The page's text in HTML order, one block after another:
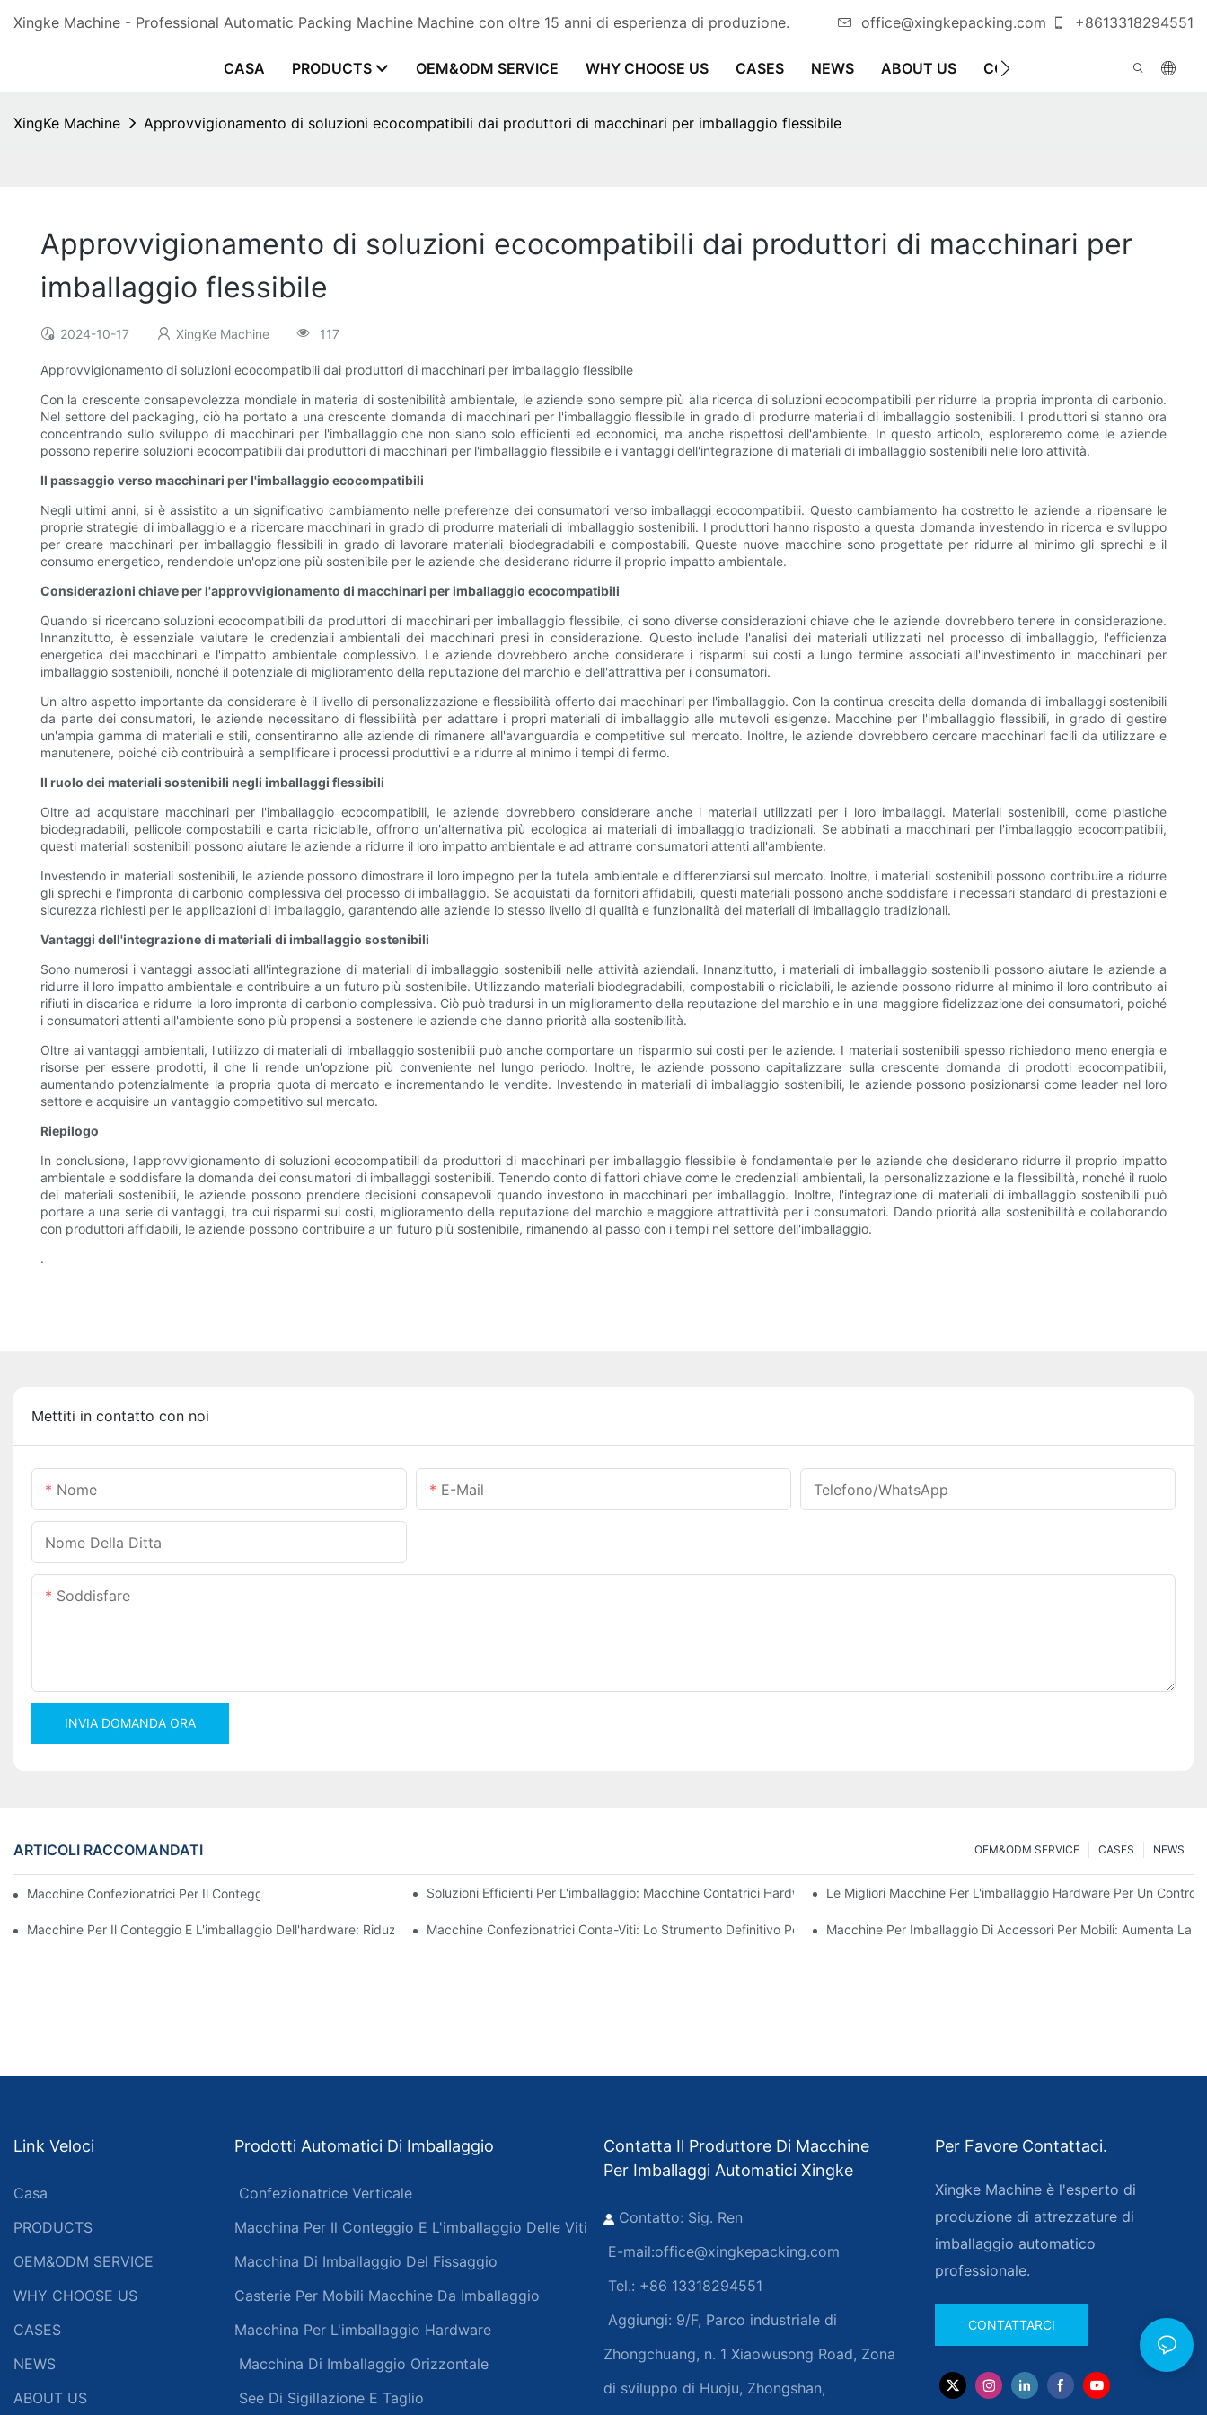
Xingke Machine - Professional Automatic Packing Machine Machine con oltre 15 anni di esperienza di produzione. office@xingkepacking.com +8613318294551
CASA PRODUCTS OEM&ODM SERVICE WHY CHOOSE US CASES NEWS ABOUT US CONTATTARCI MACCHINA
XingKe Machine Approvvigionamento di soluzioni ecocompatibili dai produttori di macchinari per imballaggio flessibile
Approvvigionamento di soluzioni ecocompatibili dai produttori di macchinari per
imballaggio flessibile
2024-10-17 XingKe Machine 117
Approvvigionamento di soluzioni ecocompatibili dai produttori di macchinari per imballaggio flessibile
Con la crescente consapevolezza mondiale in materia di sostenibilità ambientale, le aziende sono sempre più alla ricerca di soluzioni ecocompatibili per ridurre la propria impronta di carbonio.
Nel settore del packaging, ciò ha portato a una crescente domanda di macchinari per l'imballaggio flessibile in grado di produrre materiali di imballaggio sostenibili. I produttori si stanno ora
concentrando sullo sviluppo di macchinari per l'imballaggio che non siano solo efficienti ed economici, ma anche rispettosi dell'ambiente. In questo articolo, esploreremo come le aziende
possono reperire soluzioni ecocompatibili dai produttori di macchinari per l'imballaggio flessibile e i vantaggi dell'integrazione di materiali di imballaggio sostenibili nelle loro attività.
Il passaggio verso macchinari per l'imballaggio ecocompatibili
Negli ultimi anni, si è assistito a un significativo cambiamento nelle preferenze dei consumatori verso imballaggi ecocompatibili. Questo cambiamento ha costretto le aziende a ripensare le
proprie strategie di imballaggio e a ricercare macchinari in grado di produrre materiali di imballaggio sostenibili. I produttori hanno risposto a questa domanda investendo in ricerca e sviluppo
per creare macchinari per imballaggio flessibili in grado di lavorare materiali biodegradabili e compostabili. Queste nuove macchine sono progettate per ridurre al minimo gli sprechi e il
consumo energetico, rendendole un'opzione più sostenibile per le aziende che desiderano ridurre il proprio impatto ambientale.
Considerazioni chiave per l'approvvigionamento di macchinari per imballaggio ecocompatibili
Quando si ricercano soluzioni ecocompatibili da produttori di macchinari per imballaggio flessibile, ci sono diverse considerazioni chiave che le aziende dovrebbero tenere in considerazione.
Innanzitutto, è essenziale valutare le credenziali ambientali dei macchinari presi in considerazione. Questo include l'analisi dei materiali utilizzati nel processo di imballaggio, l'efficienza
energetica dei macchinari e l'impatto ambientale complessivo. Le aziende dovrebbero anche considerare i risparmi sui costi a lungo termine associati all'investimento in macchinari per
imballaggio sostenibili, nonché il potenziale di miglioramento della reputazione del marchio e dell'attrattiva per i consumatori.
Un altro aspetto importante da considerare è il livello di personalizzazione e flessibilità offerto dai macchinari per l'imballaggio. Con la continua crescita della domanda di imballaggi sostenibili
da parte dei consumatori, le aziende necessitano di flessibilità per adattare i propri materiali di imballaggio alle mutevoli esigenze. Macchine per l'imballaggio flessibili, in grado di gestire
un'ampia gamma di materiali e stili, consentiranno alle aziende di rimanere all'avanguardia e competitive sul mercato. Inoltre, le aziende dovrebbero cercare macchinari facili da utilizzare e
manutenere, poiché ciò contribuirà a semplificare i processi produttivi e a ridurre al minimo i tempi di fermo.
Il ruolo dei materiali sostenibili negli imballaggi flessibili
Oltre ad acquistare macchinari per l'imballaggio ecocompatibili, le aziende dovrebbero considerare anche i materiali utilizzati per i loro imballaggi. Materiali sostenibili, come plastiche
biodegradabili, pellicole compostabili e carta riciclabile, offrono un'alternativa più ecologica ai materiali di imballaggio tradizionali. Se abbinati a macchinari per l'imballaggio ecocompatibili,
questi materiali sostenibili possono aiutare le aziende a ridurre il loro impatto ambientale e ad attrarre consumatori attenti all'ambiente.
Investendo in materiali sostenibili, le aziende possono dimostrare il loro impegno per la tutela ambientale e differenziarsi sul mercato. Inoltre, i materiali sostenibili possono contribuire a ridurre
gli sprechi e l'impronta di carbonio complessiva del processo di imballaggio. Se acquistati da fornitori affidabili, questi materiali possono anche soddisfare i necessari standard di prestazioni e
sicurezza richiesti per le applicazioni di imballaggio, garantendo alle aziende lo stesso livello di qualità e funzionalità dei materiali di imballaggio tradizionali.
Vantaggi dell'integrazione di materiali di imballaggio sostenibili
Sono numerosi i vantaggi associati all'integrazione di materiali di imballaggio sostenibili nelle attività aziendali. Innanzitutto, i materiali di imballaggio sostenibili possono aiutare le aziende a
ridurre il loro impatto ambientale e contribuire a un futuro più sostenibile. Utilizzando materiali biodegradabili, compostabili o riciclabili, le aziende possono ridurre al minimo il loro contributo ai
rifiuti in discarica e ridurre la loro impronta di carbonio complessiva. Ciò può tradursi in un miglioramento della reputazione del marchio e in una maggiore fidelizzazione dei consumatori, poiché
i consumatori attenti all'ambiente sono più propensi a sostenere le aziende che danno priorità alla sostenibilità.
Oltre ai vantaggi ambientali, l'utilizzo di materiali di imballaggio sostenibili può anche comportare un risparmio sui costi per le aziende. I materiali sostenibili spesso richiedono meno energia e
risorse per essere prodotti, il che li rende un'opzione più conveniente nel lungo periodo. Inoltre, le aziende possono capitalizzare sulla crescente domanda di prodotti ecocompatibili,
aumentando potenzialmente la propria quota di mercato e incrementando le vendite. Investendo in materiali di imballaggio sostenibili, le aziende possono posizionarsi come leader nel loro
settore e acquisire un vantaggio competitivo sul mercato.
Riepilogo
In conclusione, l'approvvigionamento di soluzioni ecocompatibili da produttori di macchinari per imballaggio flessibile è fondamentale per le aziende che desiderano ridurre il proprio impatto
ambientale e soddisfare la domanda dei consumatori di imballaggi sostenibili. Tenendo conto di fattori chiave come le credenziali ambientali, la personalizzazione e la flessibilità, nonché il ruolo
dei materiali sostenibili, le aziende possono prendere decisioni consapevoli quando investono in macchinari per imballaggio. Inoltre, l'integrazione di materiali di imballaggio sostenibili può
portare a una serie di vantaggi, tra cui risparmi sui costi, miglioramento della reputazione del marchio e maggiore attrattività per i consumatori. Dando priorità alla sostenibilità e collaborando
con produttori affidabili, le aziende possono contribuire a un futuro più sostenibile, rimanendo al passo con i tempi nel settore dell'imballaggio.
.
Mettiti in contatto con noi
Nome E-Mail Telefono/WhatsApp
Nome Della Ditta
Soddisfare
INVIA DOMANDA ORA
ARTICOLI RACCOMANDATI NEWS
CASES
OEM&ODM SERVICE
Macchine Confezionatrici Per Il Conteggio Delle Viti Per Risultati Affidabili E RapidiSoluzioni Efficienti Per L'imballaggio: Macchine Contatrici Hardware Le Migliori Macchine Per L'imballaggio Hardware Per Un
Macchine Per Il Conteggio E L'imballaggio Dell'hardware: Riduzione Degli Errori E Aumento Della ProduttivitàMacchine Confezionatrici Conta-Viti: Lo Strumento Definitivo Per Un Imballaggio EfficienteMacchine Per Imballaggio Di Accessori Per Mobili: Aumenta La
Link Veloci
Casa
PRODUCTS
OEM&ODM SERVICE
WHY CHOOSE US
CASES
NEWS
ABOUT US
Prodotti Automatici Di Imballaggio
Confezionatrice Verticale
Macchina Per Il Conteggio E L'imballaggio Delle Viti
Macchina Di Imballaggio Del Fissaggio
Casterie Per Mobili Macchine Da Imballaggio
Macchina Per L'imballaggio Hardware
Macchina Di Imballaggio Orizzontale
See Di Sigillazione E Taglio
Contatta Il Produttore Di Macchine
Per Imballaggi Automatici Xingke
Contatto: Sig. Ren
E-mail:office@xingkepacking.com
Tel.: +86 13318294551
Aggiungi: 9/F, Parco industriale di
Zhongchuang, n. 1 Xiaowusong Road, Zona
di sviluppo di Huoju, Zhongshan,
Per Favore Contattaci.
Xingke Machine è l'esperto di
produzione di attrezzature di
imballaggio automatico
professionale.
CONTATTARCI